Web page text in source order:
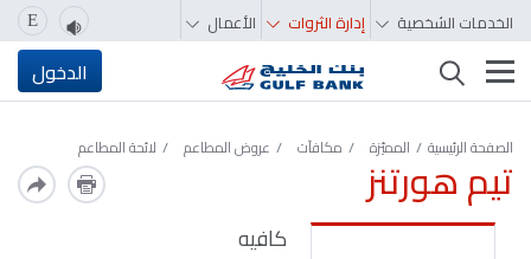
الخدمات الشخصية إدارة الثروات الأعمال E
تغيير التصفّح الدخول
الصفحة الرئيسية المميّزة‬‬‬‬‬‬‬‬‬‬ مكافآت عروض المطاعم لائحة المطاعم
تيم هورتنز
كافيه